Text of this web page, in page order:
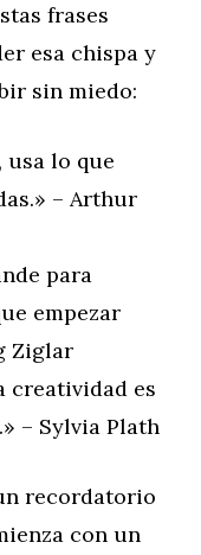
frases
esa chispa y
sin miedo:
usa lo que
– Arthur
para
empezar
Ziglar
creatividad es
– Sylvia Plath
recordatorio
con un